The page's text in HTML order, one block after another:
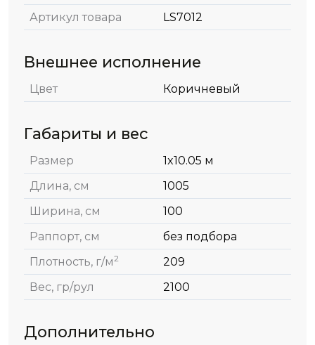
Артикул товара
LS7012
Внешнее исполнение
Цвет Коричневый
Габариты и вес
Размер
1x10.05 м
Длина, см
1005
Ширина, см
100
Раппорт, см
без подбора
Плотность, г/м2
209
Вес, гр/рул
2100
Дополнительно